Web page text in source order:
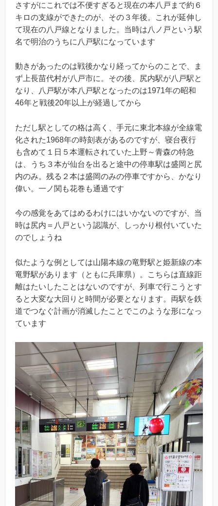
さすがにこれでは不便すぎると現在の本八戸まで約６
キロの支線ができたのが、その３年後。これが延伸し
て現在の八戸線となりました。当時は八ノ戸という駅
名で明治のうちに八戸駅になっています
動きがあったのは戦後かなり経ってからのことで、ま
ず上長苗代村が八戸市に。その後、尻内駅が八戸駅と
なり、八戸駅が本八戸駅となったのは1971年の昭和
46年と戦後20年以上が経過してから
ただし駅としての格は高く、手元に東北本線が全線電
化された1968年の時刻表があるのですが、寝台夜行
も含めて１日５本運転されていた上野～青森の特急
は、うち３本が仙台を出ると途中の停車駅は盛岡と尻
内のみ。残る２本は盛岡のみの停車ですから、かなり
偉い。一ノ関も花巻も通過です
今の感覚をあてはめるわけにはいかないのですが、当
時は尻内＝八戸という認識が、しっかり根付いていた
のでしょうね
似たような例としては山陽本線の竜野駅と姫新線の本
竜野駅があります（ともに兵庫県）。こちらは直線距
離はたいしたことはないのですが、列車で行こうとす
ると大変な大回りと時間が必要となります。両駅を鉄
道でつなぐ計画が消滅したことでこのような形になっ
ています